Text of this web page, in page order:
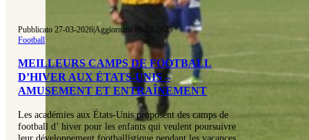
Pubblicato 27-03-2026|Aggiornato 16-12-2025
Football
MEILLEURS CAMPS DE FOOTBALL
D’HIVER AUX ÉTATS-UNIS –
AMUSEMENT ET ENTRAÎNEMENT
Les académies aux États-Unis proposent des camps de
football d’ hiver pour les enfants qui veulent poursuivre